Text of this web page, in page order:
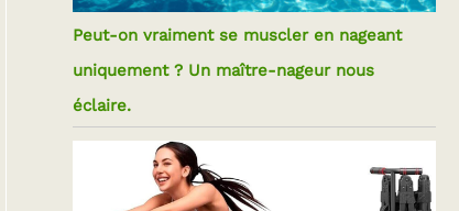
Peut-on vraiment se muscler en nageant
uniquement ? Un maître-nageur nous
éclaire.